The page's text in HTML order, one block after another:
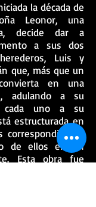
la década de
Leonor, una
decide dar a
a sus dos
Luis y
que, más que un
en una
adulando a su
cada uno a su
estructurada en
correspondientes
de ellos en un
Esta obra fue